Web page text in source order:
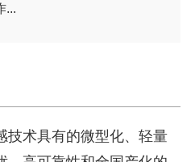
...
技术具有的微型化、轻量